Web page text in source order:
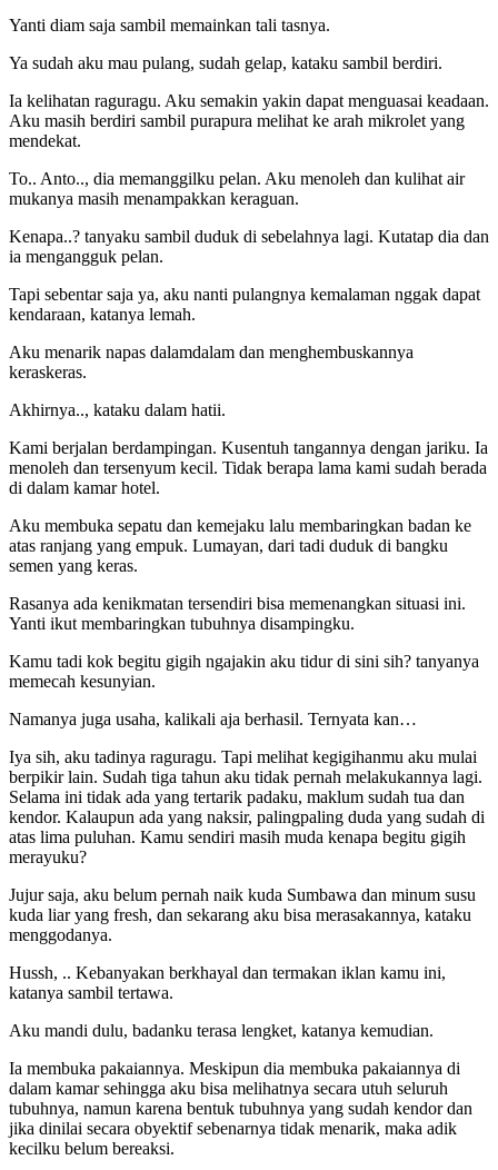
Yanti diam saja sambil memainkan tali tasnya.
Ya sudah aku mau pulang, sudah gelap, kataku sambil berdiri.
Ia kelihatan raguragu. Aku semakin yakin dapat menguasai keadaan.
Aku masih berdiri sambil purapura melihat ke arah mikrolet yang
mendekat.
To.. Anto.., dia memanggilku pelan. Aku menoleh dan kulihat air
mukanya masih menampakkan keraguan.
Kenapa..? tanyaku sambil duduk di sebelahnya lagi. Kutatap dia dan
ia mengangguk pelan.
Tapi sebentar saja ya, aku nanti pulangnya kemalaman nggak dapat
kendaraan, katanya lemah.
Aku menarik napas dalamdalam dan menghembuskannya
keraskeras.
Akhirnya.., kataku dalam hatii.
Kami berjalan berdampingan. Kusentuh tangannya dengan jariku. Ia
menoleh dan tersenyum kecil. Tidak berapa lama kami sudah berada
di dalam kamar hotel.
Aku membuka sepatu dan kemejaku lalu membaringkan badan ke
atas ranjang yang empuk. Lumayan, dari tadi duduk di bangku
semen yang keras.
Rasanya ada kenikmatan tersendiri bisa memenangkan situasi ini.
Yanti ikut membaringkan tubuhnya disampingku.
Kamu tadi kok begitu gigih ngajakin aku tidur di sini sih? tanyanya
memecah kesunyian.
Namanya juga usaha, kalikali aja berhasil. Ternyata kan…
Iya sih, aku tadinya raguragu. Tapi melihat kegigihanmu aku mulai
berpikir lain. Sudah tiga tahun aku tidak pernah melakukannya lagi.
Selama ini tidak ada yang tertarik padaku, maklum sudah tua dan
kendor. Kalaupun ada yang naksir, palingpaling duda yang sudah di
atas lima puluhan. Kamu sendiri masih muda kenapa begitu gigih
merayuku?
Jujur saja, aku belum pernah naik kuda Sumbawa dan minum susu
kuda liar yang fresh, dan sekarang aku bisa merasakannya, kataku
menggodanya.
Hussh, .. Kebanyakan berkhayal dan termakan iklan kamu ini,
katanya sambil tertawa.
Aku mandi dulu, badanku terasa lengket, katanya kemudian.
Ia membuka pakaiannya. Meskipun dia membuka pakaiannya di
dalam kamar sehingga aku bisa melihatnya secara utuh seluruh
tubuhnya, namun karena bentuk tubuhnya yang sudah kendor dan
jika dinilai secara obyektif sebenarnya tidak menarik, maka adik
kecilku belum bereaksi.